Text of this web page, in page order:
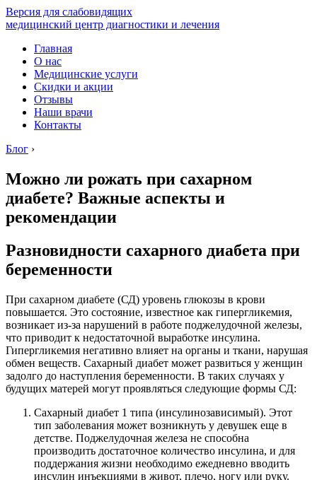
Версия для слабовидящих
медицинский центр диагностики и лечения
Главная
О нас
Медицинские услуги
Скидки и акции
Отзывы
Наши врачи
Контакты
Блог ›
Можно ли рожать при сахарном
диабете? Важные аспекты и
рекомендации
Разновидности сахарного диабета при
беременности
При сахарном диабете (СД) уровень глюкозы в крови
повышается. Это состояние, известное как гипергликемия,
возникает из-за нарушений в работе поджелудочной железы,
что приводит к недостаточной выработке инсулина.
Гипергликемия негативно влияет на органы и ткани, нарушая
обмен веществ. Сахарный диабет может развиться у женщин
задолго до наступления беременности. В таких случаях у
будущих матерей могут проявляться следующие формы СД:
Сахарный диабет 1 типа (инсулинозависимый). Этот
тип заболевания может возникнуть у девушек еще в
детстве. Поджелудочная железа не способна
производить достаточное количество инсулина, и для
поддержания жизни необходимо ежедневно вводить
инсулин инъекциями в живот, плечо, ногу или руку.